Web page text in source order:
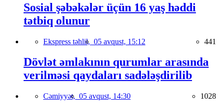
Sosial şəbəkələr üçün 16 yaş həddi
tətbiq olunur
Ekspress təhlil, 05 avqust, 15:12 441
Dövlət əmlakının qurumlar arasında
verilməsi qaydaları sadələşdirilib
Cəmiyyət, 05 avqust, 14:30 1028